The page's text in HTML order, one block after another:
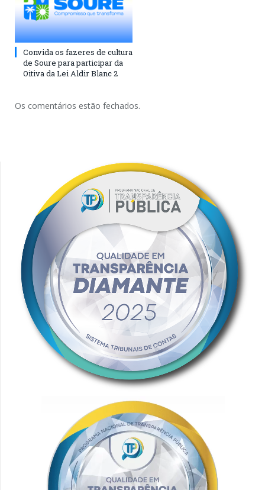
Convida os fazeres de cultura
de Soure para participar da
Oitiva da Lei Aldir Blanc 2
Os comentários estão fechados.